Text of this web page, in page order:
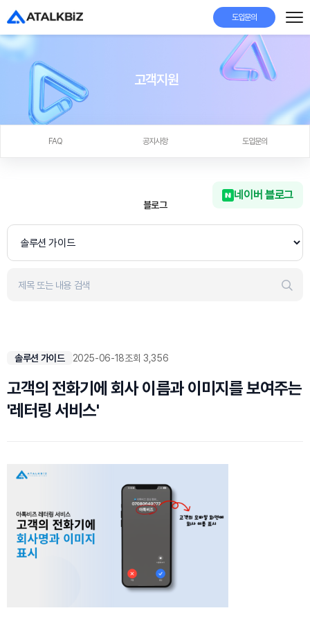
도입문의
고객지원
FAQ 공지사항 도입문의
블로그
네이버 블로그
솔루션 가이드 2025-06-18조회 3,356
고객의 전화기에 회사 이름과 이미지를 보여주는
'레터링 서비스'